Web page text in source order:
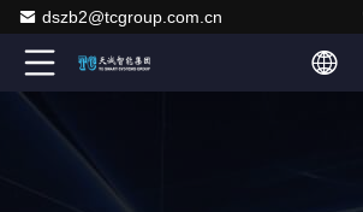
dszb2@tcgroup.com.cn